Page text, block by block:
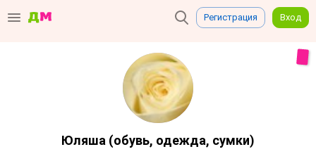
Регистрация Вход
Юляша (обувь, одежда, сумки)